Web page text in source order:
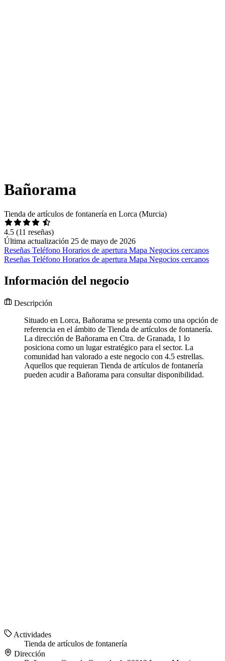
Bañorama
Tienda de artículos de fontanería en Lorca (Murcia)
4.5 (11 reseñas)
Última actualización 25 de mayo de 2026
Reseñas Teléfono Horarios de apertura Mapa Negocios cercanos
Reseñas Teléfono Horarios de apertura Mapa Negocios cercanos
Información del negocio
Descripción
Situado en Lorca, Bañorama se presenta como una opción de
referencia en el ámbito de Tienda de artículos de fontanería.
La dirección de Bañorama en Ctra. de Granada, 1 lo
posiciona como un lugar estratégico para el sector. La
comunidad han valorado a este negocio con 4.5 estrellas.
Aquellos que requieran Tienda de artículos de fontanería
pueden acudir a Bañorama para consultar disponibilidad.
Actividades
Tienda de artículos de fontanería
Dirección